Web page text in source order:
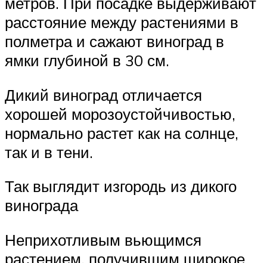
расстояние между растениями в
полметра и сажают виноград в
ямки глубиной в 30 см.
Дикий виноград отличается
хорошей морозоустойчивостью,
нормально растет как на солнце,
так и в тени.
Так выглядит изгородь из дикого
винограда
Неприхотливым вьющимся
растением, получившим широкое